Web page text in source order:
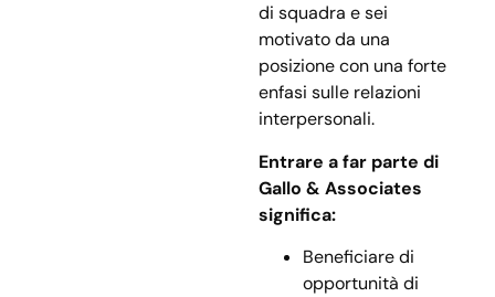
di squadra e sei
motivato da una
posizione con una forte
enfasi sulle relazioni
interpersonali.
Entrare a far parte di
Gallo & Associates
significa:
Beneficiare di
opportunità di